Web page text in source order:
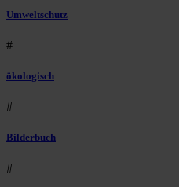
Umweltschutz
#
ökologisch
#
Bilderbuch
#